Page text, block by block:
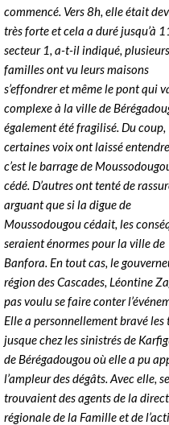
commencé. Vers 8h, elle était
très forte et cela a duré jusqu’à
secteur 1, a-t-il indiqué, plusieurs
familles ont vu leurs maisons
s’effondrer et même le pont qui
complexe à la ville de
également été fragilisé. Du coup,
certaines voix ont laissé
c’est le barrage de
cédé. D’autres ont tenté de
arguant que si la digue de
Moussodougou cédait, les
seraient énormes pour la ville de
Banfora. En tout cas, le
région des Cascades, Léontine
pas voulu se faire conter
Elle a personnellement bravé les
jusque chez les sinistrés de
de Bérégadougou où elle a pu
l’ampleur des dégâts. Avec elle, se
trouvaient des agents de la
régionale de la Famille et de